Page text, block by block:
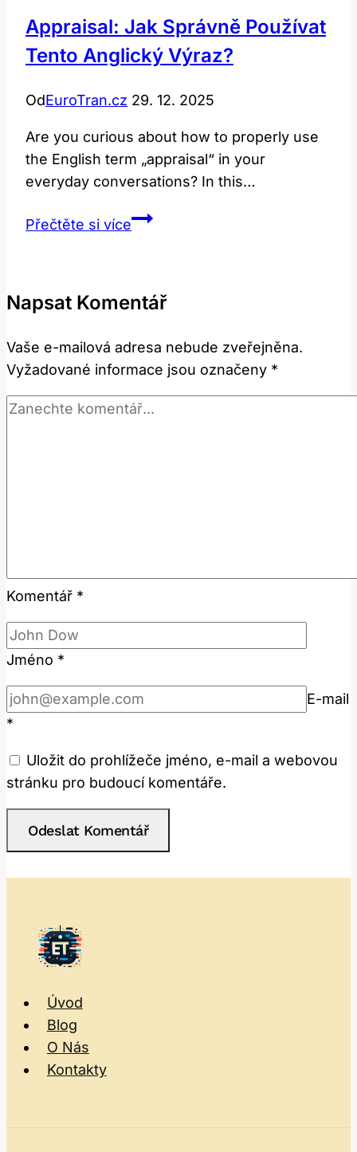
Appraisal: Jak Správně Používat
Tento Anglický Výraz?
OdEuroTran.cz 29. 12. 2025
Are you curious about how to properly use
the English term „appraisal“ in your
everyday conversations? In this…
Přečtěte si víceAppraisal:
Tento
Výraz?
Napsat Komentář
Vaše e-mailová adresa nebude zveřejněna.
Vyžadované informace jsou označeny *
Komentář *
Jméno *
E-mail
*
Uložit do prohlížeče jméno, e-mail a webovou
stránku pro budoucí komentáře.
Úvod
Blog
O Nás
Kontakty